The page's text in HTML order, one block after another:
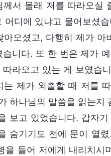
서 몰래 저를 따라오실
디에 있냐고 물어보셨
오셨고, 다행히 제가
니다. 또 한 번은 제가
라오고 있는 게 보였습
는 제가 외출할 때 저를
하나님의 말씀을 읽는
보고 있었습니다. 갑자
숨기기도 전에 문이 열
들어 저에게 내리치시